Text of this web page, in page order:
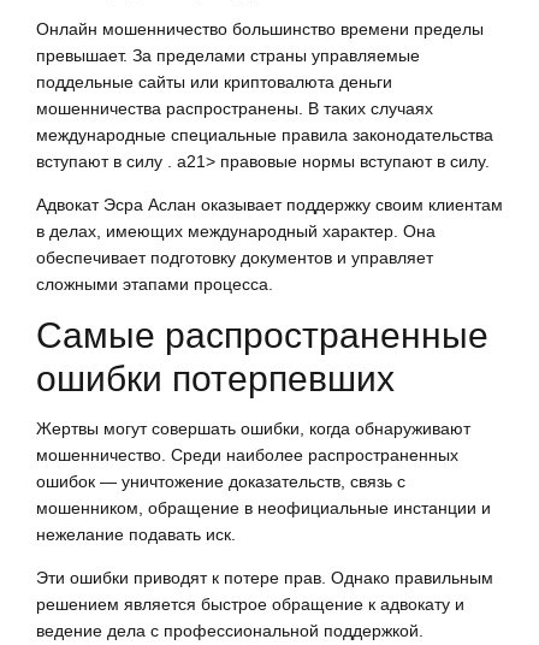
Онлайн мошенничество большинство времени пределы
превышает. За пределами страны управляемые
поддельные сайты или криптовалюта деньги
мошенничества распространены. В таких случаях
международные специальные правила законодательства
вступают в силу . a21> правовые нормы вступают в силу.
Адвокат Эсра Аслан оказывает поддержку своим клиентам
в делах, имеющих международный характер. Она
обеспечивает подготовку документов и управляет
сложными этапами процесса.
Самые распространенные
ошибки потерпевших
Жертвы могут совершать ошибки, когда обнаруживают
мошенничество. Среди наиболее распространенных
ошибок — уничтожение доказательств, связь с
мошенником, обращение в неофициальные инстанции и
нежелание подавать иск.
Эти ошибки приводят к потере прав. Однако правильным
решением является быстрое обращение к адвокату и
ведение дела с профессиональной поддержкой.